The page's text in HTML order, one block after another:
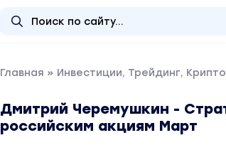
Главная » Инвестиции, Трейдинг,
Дмитрий Черемушкин -
российским акциям Март